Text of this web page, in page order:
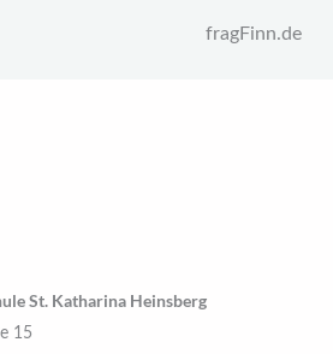
fragFinn.de
St. Katharina Heinsberg
15